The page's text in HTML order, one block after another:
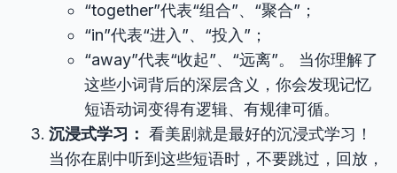
“together”代表“组合”、“聚合”；
“in”代表“进入”、“投入”；
“away”代表“收起”、“远离”。 当你理解了
这些小词背后的深层含义，你会发现记忆
短语动词变得有逻辑、有规律可循。
沉浸式学习： 看美剧就是最好的沉浸式学习！
当你在剧中听到这些短语时，不要跳过，回放，